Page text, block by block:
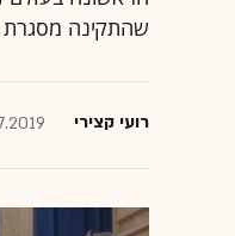
שהתקינה מסגרת
רועי קצירי